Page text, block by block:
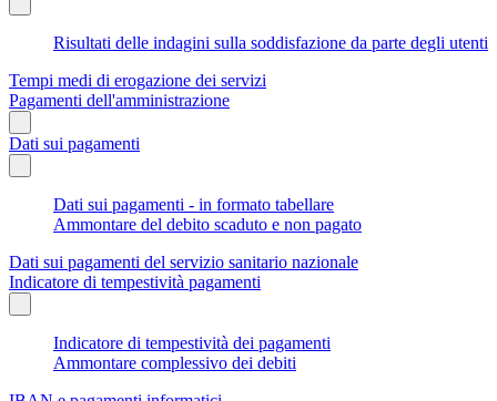
Risultati delle indagini sulla soddisfazione da parte degli utenti
Tempi medi di erogazione dei servizi
Pagamenti dell'amministrazione
Dati sui pagamenti
Dati sui pagamenti - in formato tabellare
Ammontare del debito scaduto e non pagato
Dati sui pagamenti del servizio sanitario nazionale
Indicatore di tempestività pagamenti
Indicatore di tempestività dei pagamenti
Ammontare complessivo dei debiti